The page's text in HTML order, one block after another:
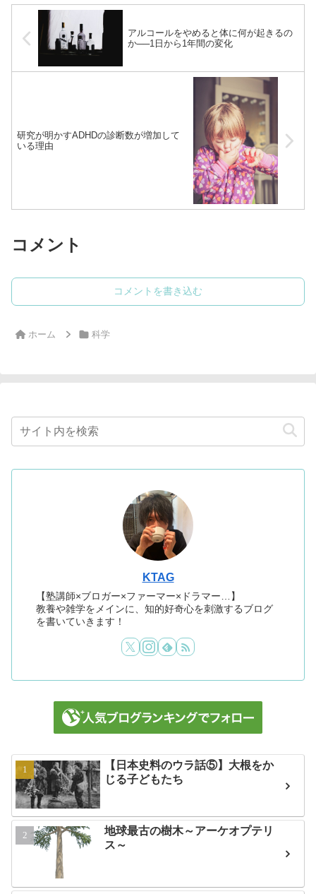
アルコールをやめると体に何が起きるの
か──1日から1年間の変化
研究が明かすADHDの診断数が増加して
いる理由
コメント
コメントを書き込む
ホーム 科学
KTAG
【塾講師×ブロガー×ファーマー×ドラマー…】
教養や雑学をメインに、知的好奇心を刺激するブログ
を書いていきます！
【日本史料のウラ話⑤】大根をか
じる子どもたち
地球最古の樹木～アーケオプテリ
ス～